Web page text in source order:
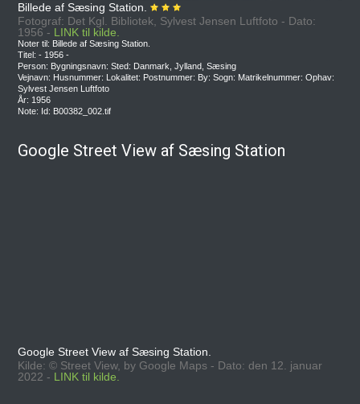
Billede af Sæsing Station.
Fotograf: Det Kgl. Bibliotek, Sylvest Jensen Luftfoto - Dato:
1956 - LINK til kilde.
Noter til: Billede af Sæsing Station.
Titel: - 1956 -
Person: Bygningsnavn: Sted: Danmark, Jylland, Sæsing
Vejnavn: Husnummer: Lokalitet: Postnummer: By: Sogn: Matrikelnummer: Ophav:
Sylvest Jensen Luftfoto
År: 1956
Note: Id: B00382_002.tif
Google Street View af Sæsing Station
Google Street View af Sæsing Station.
Kilde: © Street View, by Google Maps - Dato: den 12. januar
2022 - LINK til kilde.